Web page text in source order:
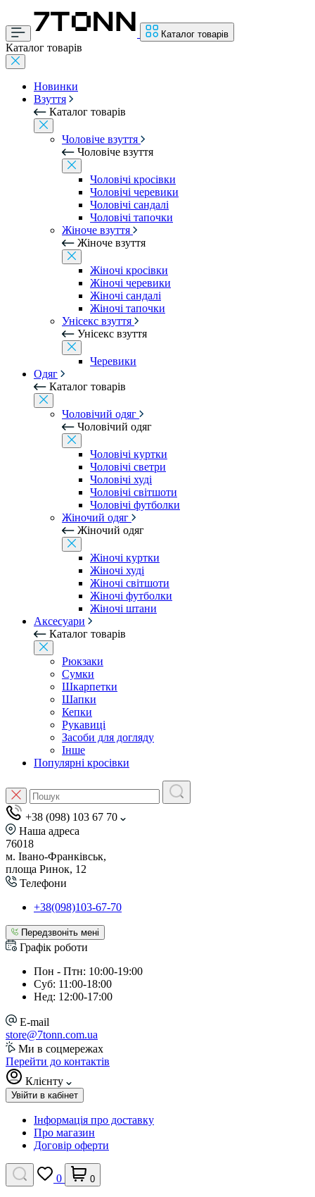
Каталог товарів
Каталог товарів
Новинки
Взуття
Каталог товарів
Чоловіче взуття
Чоловіче взуття
Чоловічі кросівки
Чоловічі черевики
Чоловічі сандалі
Чоловічі тапочки
Жіноче взуття
Жіноче взуття
Жіночі кросівки
Жіночі черевики
Жіночі сандалі
Жіночі тапочки
Унісекс взуття
Унісекс взуття
Черевики
Одяг
Каталог товарів
Чоловічий одяг
Чоловічий одяг
Чоловічі куртки
Чоловічі светри
Чоловічі худі
Чоловічі світшоти
Чоловічі футболки
Жіночий одяг
Жіночий одяг
Жіночі куртки
Жіночі худі
Жіночі світшоти
Жіночі футболки
Жіночі штани
Аксесуари
Каталог товарів
Рюкзаки
Сумки
Шкарпетки
Шапки
Кепки
Рукавиці
Засоби для догляду
Інше
Популярні кросівки
+38 (098) 103 67 70
Наша адреса
76018
м. Івано-Франківськ,
площа Ринок, 12
Телефони
+38(098)103-67-70
Передзвоніть мені
Графік роботи
Пон - Птн: 10:00-19:00
Суб: 11:00-18:00
Нед: 12:00-17:00
E-mail
store@7tonn.com.ua
Ми в соцмережах
Перейти до контактів
Клієнту
Увійти в кабінет
Інформація про доставку
Про магазин
Договір оферти
0 0